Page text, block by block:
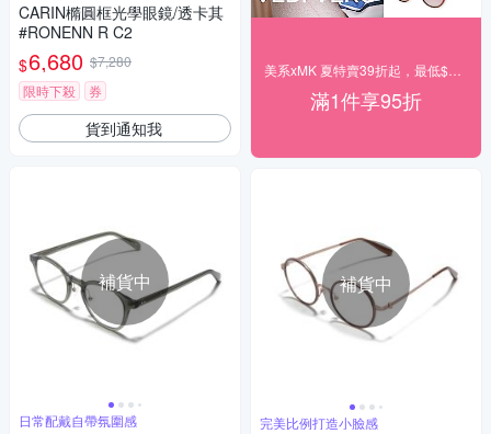
CARIN橢圓框光學眼鏡/透卡其
#RONENN R C2
$6,680 $7,280
限時下殺
券
貨到通知我
補貨中
日常配戴自帶氛圍感
滿1件享95折
補貨中
完美比例打造小臉感